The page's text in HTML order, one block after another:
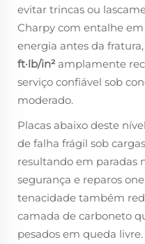
evitar trincas ou
Charpy com entalhe
energia antes da
ft·lb/in² amplamente
serviço confiável sob
moderado.
Placas abaixo deste
de falha frágil sob
resultando em paradas
segurança e reparos
tenacidade também
camada de carboneto
pesados em queda